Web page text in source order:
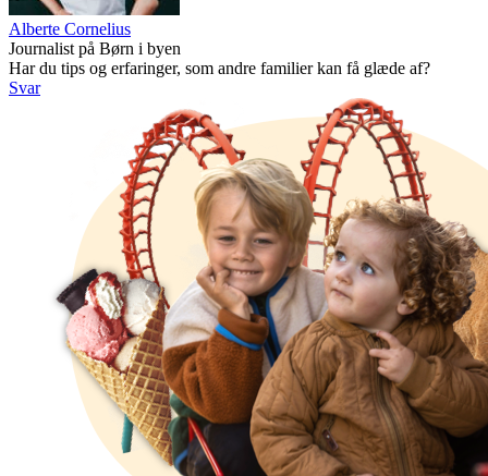
Alberte Cornelius
Journalist på Børn i byen
Har du tips og erfaringer, som andre familier kan få glæde af?
Svar